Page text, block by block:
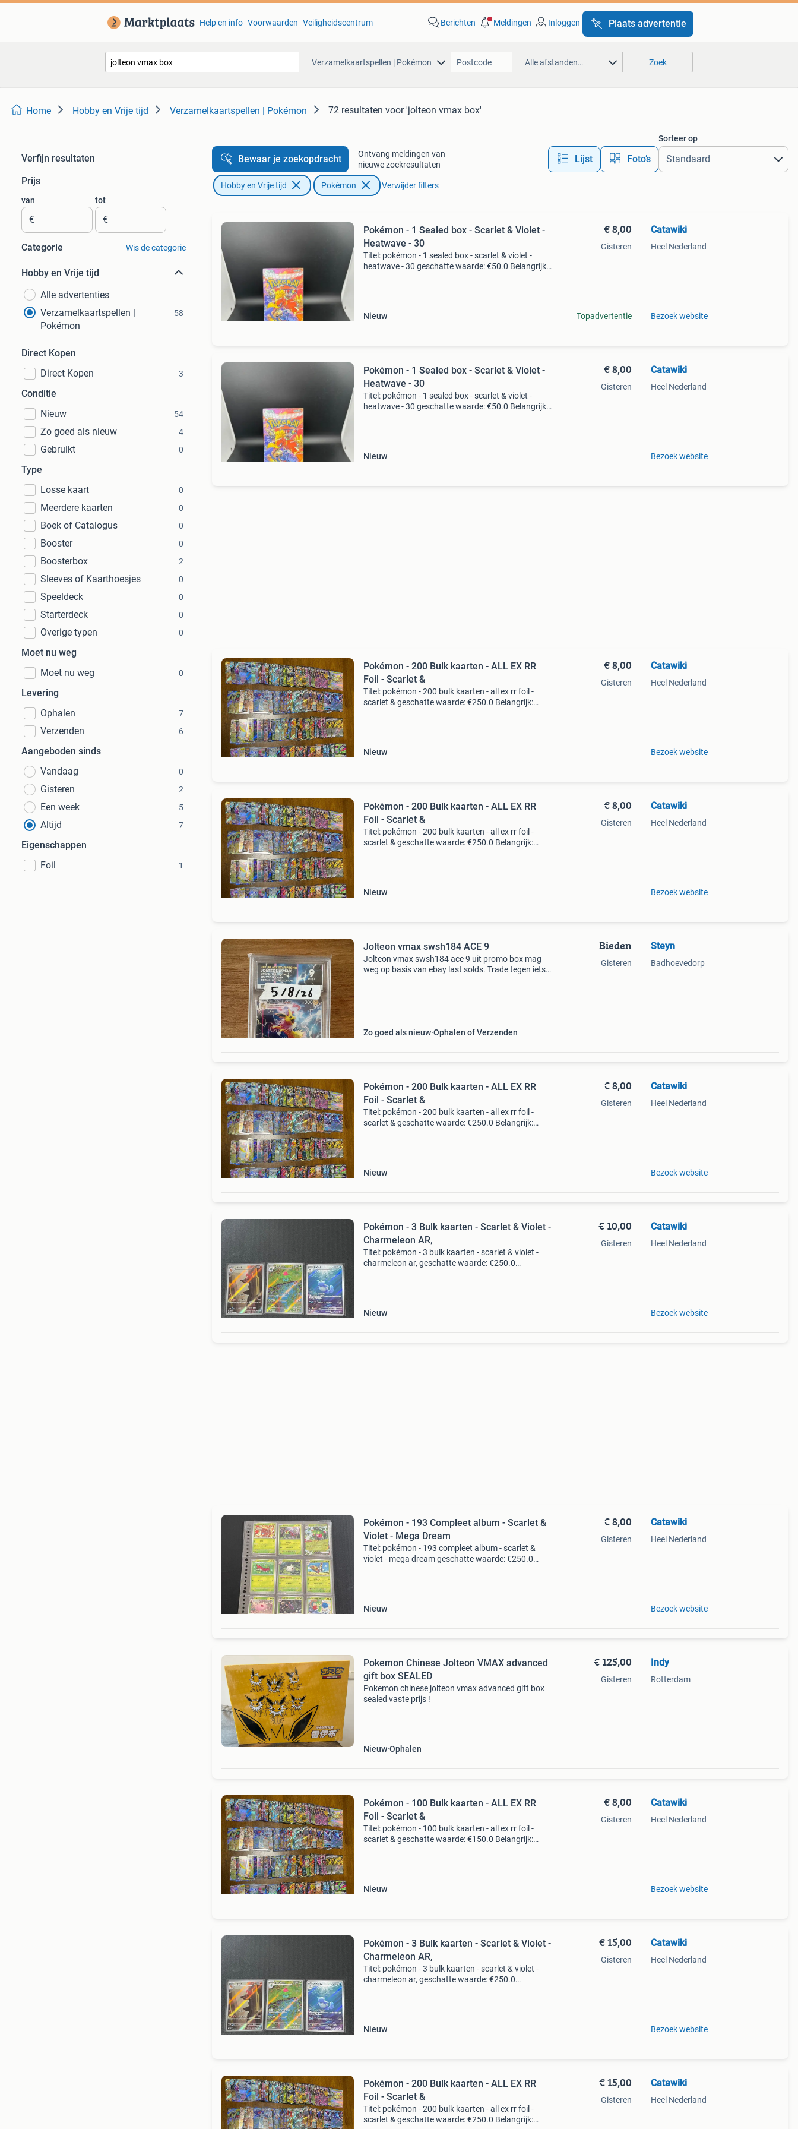
Help en info Voorwaarden Veiligheidscentrum Berichten Meldingen Inloggen Plaats advertentie
Verzamelkaartspellen | Pokémon Alle afstanden… Zoek
Home Hobby en Vrije tijd Verzamelkaartspellen | Pokémon 72 resultaten voor 'jolteon vmax box'
Verfijn resultaten
Prijs
van
€
tot
€
Categorie Wis de categorie
Hobby en Vrije tijd
Alle advertenties
Verzamelkaartspellen |
Pokémon
58
Direct Kopen
Direct Kopen
3
Conditie
Nieuw
54
Zo goed als nieuw 4
Gebruikt 0
Type
Losse kaart
0
Meerdere kaarten 0
Boek of Catalogus 0
Booster 0
Boosterbox 2
Sleeves of Kaarthoesjes 0
Speeldeck 0
Starterdeck 0
Overige typen 0
Moet nu weg
Moet nu weg
0
Levering
Ophalen
7
Verzenden 6
Aangeboden sinds
Vandaag
0
Gisteren 2
Een week 5
Altijd 7
Eigenschappen
Foil
1
Bewaar je zoekopdracht
Ontvang meldingen van
nieuwe zoekresultaten
Lijst Foto’s
Sorteer op
Hobby en Vrije tijd Pokémon Verwijder filters
Pokémon - 1 Sealed box - Scarlet & Violet -
Heatwave - 30
Titel: pokémon - 1 sealed box - scarlet & violet -
heatwave - 30 geschatte waarde: €50.0 Belangrijk:
Nieuw
€ 8,00
Gisteren
Topadvertentie
Catawiki
Heel Nederland
Bezoek website
Pokémon - 1 Sealed box - Scarlet & Violet -
Heatwave - 30
Titel: pokémon - 1 sealed box - scarlet & violet -
heatwave - 30 geschatte waarde: €50.0 Belangrijk:
Nieuw
€ 8,00
Gisteren
Catawiki
Heel Nederland
Bezoek website
Pokémon - 200 Bulk kaarten - ALL EX RR
Foil - Scarlet &
Titel: pokémon - 200 bulk kaarten - all ex rr foil -
scarlet & geschatte waarde: €250.0 Belangrijk:
Nieuw
€ 8,00
Gisteren
Catawiki
Heel Nederland
Bezoek website
Pokémon - 200 Bulk kaarten - ALL EX RR
Foil - Scarlet &
Titel: pokémon - 200 bulk kaarten - all ex rr foil -
scarlet & geschatte waarde: €250.0 Belangrijk:
Nieuw
€ 8,00
Gisteren
Catawiki
Heel Nederland
Bezoek website
Jolteon vmax swsh184 ACE 9
Jolteon vmax swsh184 ace 9 uit promo box mag
weg op basis van ebay last solds. Trade tegen iets
Zo goed als nieuw Ophalen of Verzenden
Bieden
Gisteren
Steyn
Badhoevedorp
Pokémon - 200 Bulk kaarten - ALL EX RR
Foil - Scarlet &
Titel: pokémon - 200 bulk kaarten - all ex rr foil -
scarlet & geschatte waarde: €250.0 Belangrijk:
Nieuw
€ 8,00
Gisteren
Catawiki
Heel Nederland
Bezoek website
Pokémon - 3 Bulk kaarten - Scarlet & Violet -
Charmeleon AR,
Titel: pokémon - 3 bulk kaarten - scarlet & violet -
charmeleon ar, geschatte waarde: €250.0
Nieuw
€ 10,00
Gisteren
Catawiki
Heel Nederland
Bezoek website
Pokémon - 193 Compleet album - Scarlet &
Violet - Mega Dream
Titel: pokémon - 193 compleet album - scarlet &
violet - mega dream geschatte waarde: €250.0
Nieuw
€ 8,00
Gisteren
Catawiki
Heel Nederland
Bezoek website
Pokemon Chinese Jolteon VMAX advanced
gift box SEALED
Pokemon chinese jolteon vmax advanced gift box
sealed vaste prijs !
Nieuw Ophalen
€ 125,00
Gisteren
Indy
Rotterdam
Pokémon - 100 Bulk kaarten - ALL EX RR
Foil - Scarlet &
Titel: pokémon - 100 bulk kaarten - all ex rr foil -
scarlet & geschatte waarde: €150.0 Belangrijk:
Nieuw
€ 8,00
Gisteren
Catawiki
Heel Nederland
Bezoek website
Pokémon - 3 Bulk kaarten - Scarlet & Violet -
Charmeleon AR,
Titel: pokémon - 3 bulk kaarten - scarlet & violet -
charmeleon ar, geschatte waarde: €250.0
Nieuw
€ 15,00
Gisteren
Catawiki
Heel Nederland
Bezoek website
Pokémon - 200 Bulk kaarten - ALL EX RR
Foil - Scarlet &
Titel: pokémon - 200 bulk kaarten - all ex rr foil -
scarlet & geschatte waarde: €250.0 Belangrijk:
€ 15,00
Gisteren
Catawiki
Heel Nederland